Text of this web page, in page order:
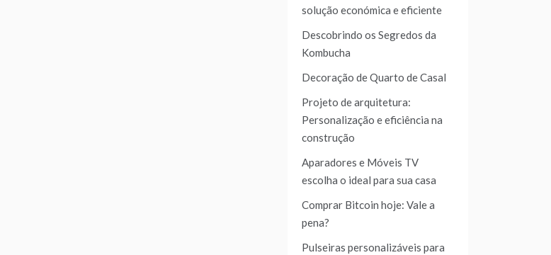
solução económica e eficiente
Descobrindo os Segredos da
Kombucha
Decoração de Quarto de Casal
Projeto de arquitetura:
Personalização e eficiência na
construção
Aparadores e Móveis TV
escolha o ideal para sua casa
Comprar Bitcoin hoje: Vale a
pena?
Pulseiras personalizáveis para